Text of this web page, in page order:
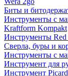
Биты и
Инструменты с
Kraftform Kompakt
Инструменты
Сверла, буры и
Инструменты с
Инструмент для
Инструмент Picard